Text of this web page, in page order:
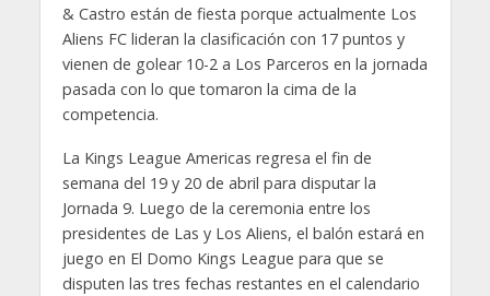
& Castro están de fiesta porque actualmente Los
Aliens FC lideran la clasificación con 17 puntos y
vienen de golear 10-2 a Los Parceros en la jornada
pasada con lo que tomaron la cima de la
competencia.
La Kings League Americas regresa el fin de
semana del 19 y 20 de abril para disputar la
Jornada 9. Luego de la ceremonia entre los
presidentes de Las y Los Aliens, el balón estará en
juego en El Domo Kings League para que se
disputen las tres fechas restantes en el calendario